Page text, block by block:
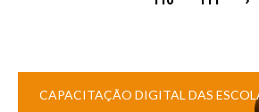
CAPACITAÇÃO DIGITAL DAS